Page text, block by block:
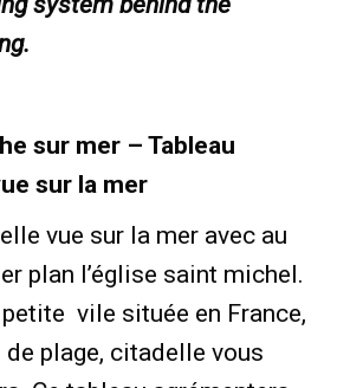
sur mer – Tableau
sur la mer
vue sur la mer avec au
plan l’église saint michel.
vile située en France,
de plage, citadelle vous